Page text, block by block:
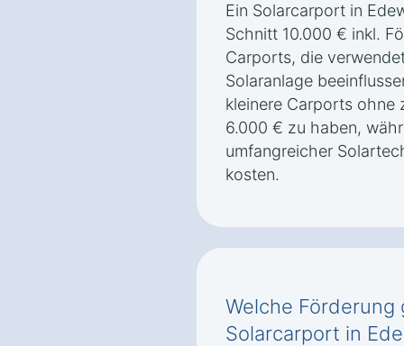
Ein Solarcarport in
Schnitt 10.000 € inkl.
Carports, die
Solaranlage
kleinere Carports ohne
6.000 € zu haben,
umfangreicher
kosten.
Welche
Solarcarport in